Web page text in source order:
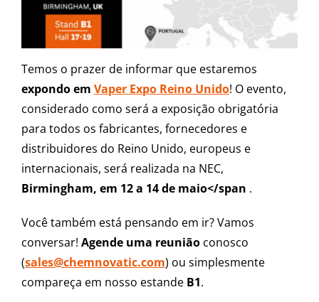
Temos o prazer de informar que estaremos
expondo em Vaper Expo Reino Unido! O evento,
considerado como será a exposição obrigatória
para todos os fabricantes, fornecedores e
distribuidores do Reino Unido, europeus e
internacionais, será realizada na NEC,
Birmingham, em 12 a 14 de maio</span .
Você também está pensando em ir? Vamos
conversar! Agende uma reuniãoconosco
(sales@chemnovatic.com) ou simplesmente
compareça em nosso estandeB1.